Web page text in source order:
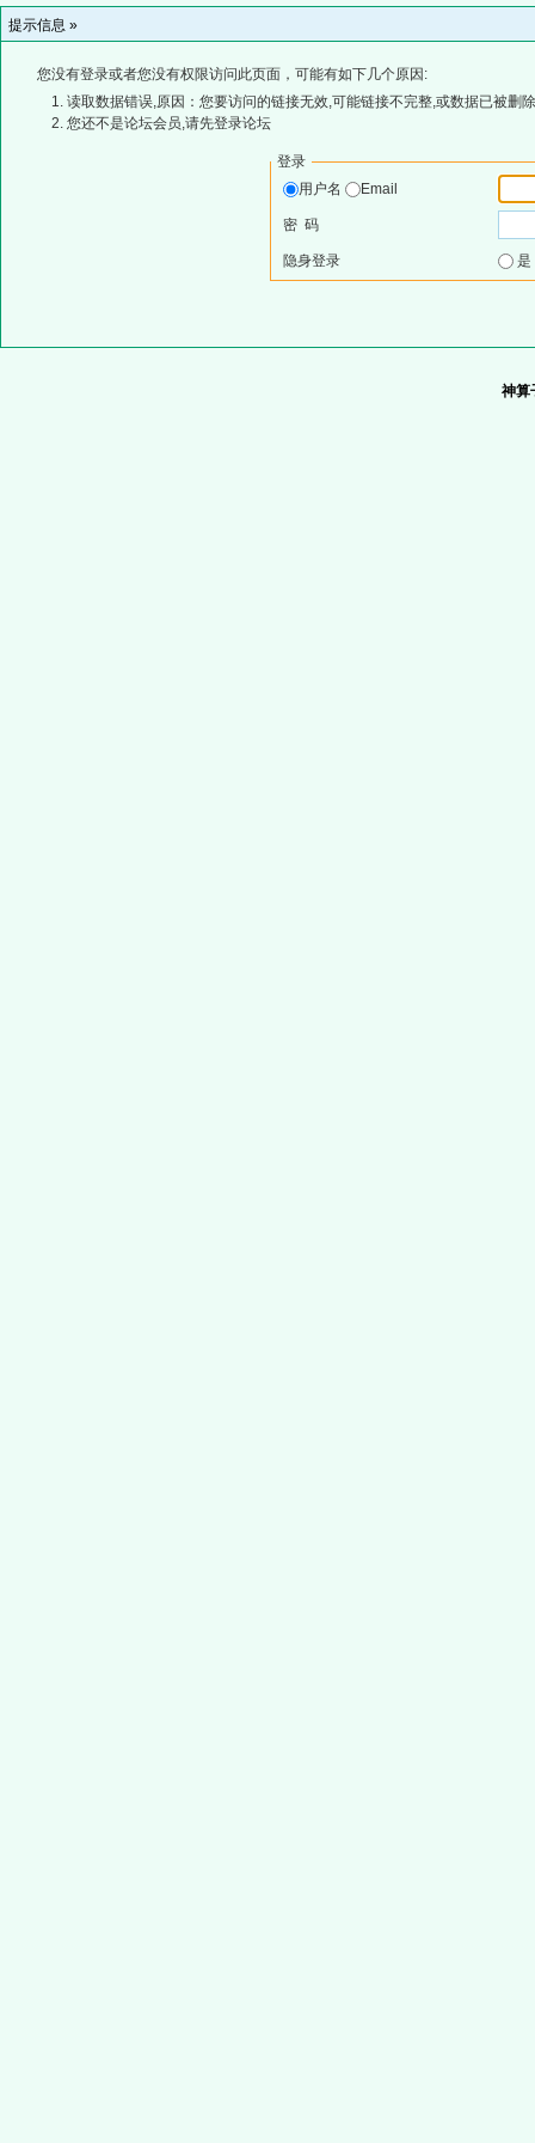
提示信息 »
您没有登录或者您没有权限访问此页面，可能有如下几个原因:
读取数据错误,原因：您要访问的链接无效,可能链接不完整,或数据已被删
您还不是论坛会员,请先登录论坛
登录
用户名
Email
密 码
隐身登录
神算